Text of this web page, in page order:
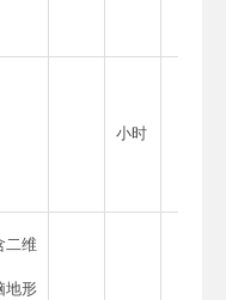
小时
二维
地形